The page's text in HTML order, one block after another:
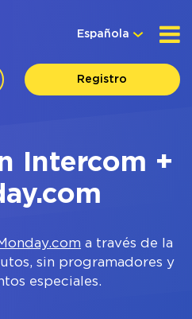
Española
Registro
Intercom +
a través de la
sin programadores y
especiales.